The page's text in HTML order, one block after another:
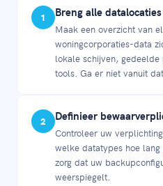
1 Breng alle
Maak een overzicht van
woningcorporaties-data
lokale schijven, gedeelde
tools. Ga er niet vanuit
2 Definieer
Controleer uw
welke datatypes hoe
zorg dat uw
weerspiegelt.